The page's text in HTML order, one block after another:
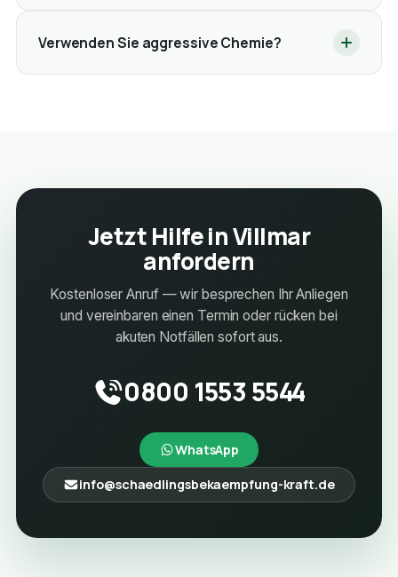
Verwenden Sie aggressive Chemie?
Jetzt Hilfe in Villmar
anfordern
Kostenloser Anruf — wir besprechen Ihr Anliegen
und vereinbaren einen Termin oder rücken bei
akuten Notfällen sofort aus.
0800 1553 5544
WhatsApp
info@schaedlingsbekaempfung-kraft.de